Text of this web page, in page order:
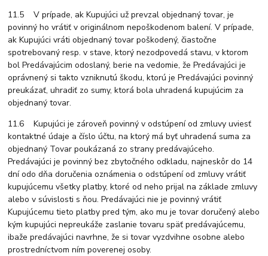
11.5 V prípade, ak Kupujúci už prevzal objednaný tovar, je
povinný ho vrátiť v originálnom nepoškodenom balení. V prípade,
ak Kupujúci vráti objednaný tovar poškodený, čiastočne
spotrebovaný resp. v stave, ktorý nezodpovedá stavu, v ktorom
bol Predávajúcim odoslaný, berie na vedomie, že Predávajúci je
oprávnený si takto vzniknutú škodu, ktorú je Predávajúci povinný
preukázať, uhradiť zo sumy, ktorá bola uhradená kupujúcim za
objednaný tovar.
11.6 Kupujúci je zároveň povinný v odstúpení od zmluvy uviesť
kontaktné údaje a číslo účtu, na ktorý má byť uhradená suma za
objednaný Tovar poukázaná zo strany predávajúceho.
Predávajúci je povinný bez zbytočného odkladu, najneskôr do 14
dní odo dňa doručenia oznámenia o odstúpení od zmluvy vrátiť
kupujúcemu všetky platby, ktoré od neho prijal na základe zmluvy
alebo v súvislosti s ňou. Predávajúci nie je povinný vrátiť
Kupujúcemu tieto platby pred tým, ako mu je tovar doručený alebo
kým kupujúci nepreukáže zaslanie tovaru späť predávajúcemu,
ibaže predávajúci navrhne, že si tovar vyzdvihne osobne alebo
prostredníctvom ním poverenej osoby.